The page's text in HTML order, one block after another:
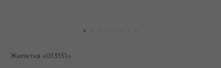
Жилетка «013151»